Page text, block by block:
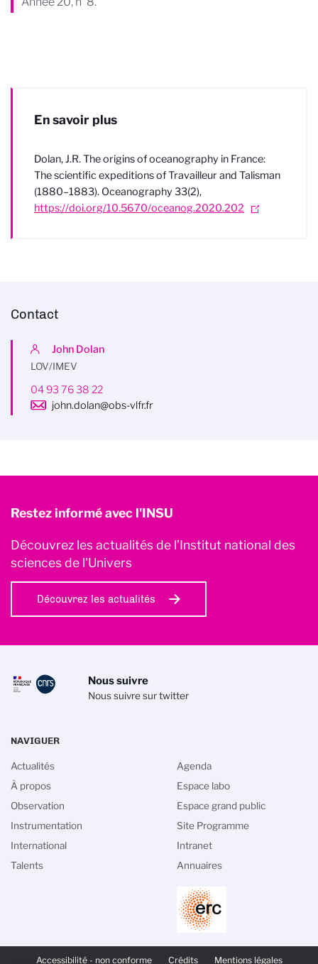
En savoir plus
Dolan, J.R. The origins of oceanography in France:
The scientific expeditions of Travailleur and Talisman
(1880–1883). Oceanography 33(2),
https://doi.org/10.5670/oceanog.2020.202
Contact
John Dolan
LOV/IMEV
04 93 76 38 22
john.dolan@obs-vlfr.fr
Restez informé avec l'INSU
Découvrez les actualités de l’Institut national des
sciences de l'Univers
Découvrez les actualités
Nous suivre
Nous suivre sur twitter
PIED
Accessibilité - non conforme Crédits Mentions légales
NAVIGUER
Actualités
À propos
Observation
Instrumentation
International
Talents
Agenda
Espace labo
Espace grand public
Site Programme
Intranet
Annuaires